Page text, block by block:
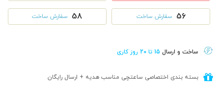
56 سفارش ساخت 58 سفارش ساخت
ساخت و ارسال 15 تا 20 روز کاری
بسته بندی اختصاصی ساعتچی مناسب هدیه + ارسال رایگان